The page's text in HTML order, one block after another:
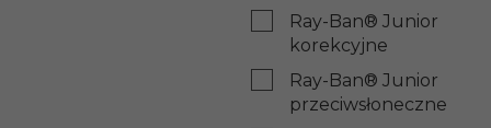
Ray-Ban® Junior
korekcyjne
Ray-Ban® Junior
przeciwsłoneczne